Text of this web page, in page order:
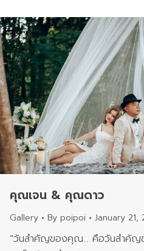
คุณเจน & คุณดาว
Gallery By poipoi January 21,
“วันสำคัญของคุณ… คือวันสำคัญข